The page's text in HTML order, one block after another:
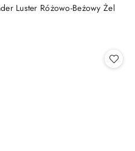
Luster Różowo-Beżowy Żel